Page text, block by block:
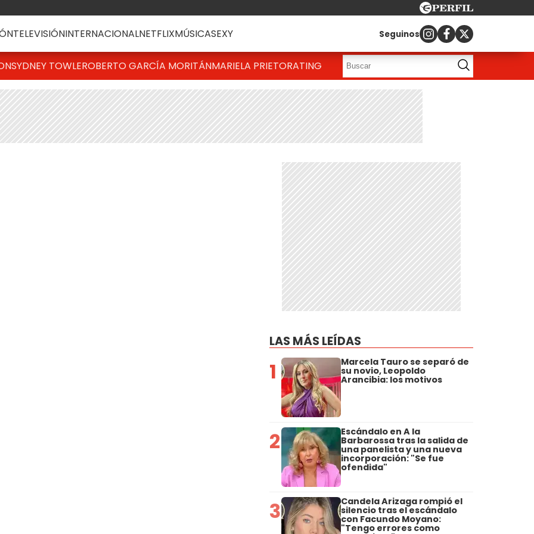
TELEVISIÓNINTERNACIONALNETFLIXMÚSICASEXY Seguinos
SYDNEY TOWLEROBERTO GARCÍA MORITÁNMARIELA PRIETORATING
LAS MÁS LEÍDAS
1 Marcela Tauro se separó de
su novio, Leopoldo
Arancibia: los motivos
2 Escándalo en A la
Barbarossa tras la salida de
una panelista y una nueva
incorporación: "Se fue
ofendida"
3 Candela Arizaga rompió el
silencio tras el escándalo
con Facundo Moyano:
"Tengo errores como